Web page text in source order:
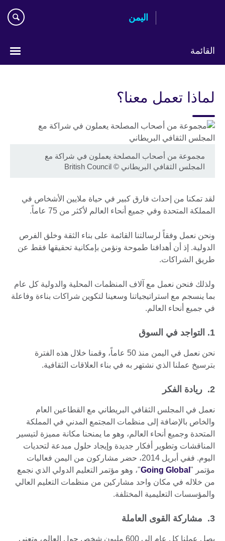
اليمن
القائمة
لماذا تعمل معنا؟
مجموعة من أصحاب المصلحة يعملون في شراكة مع
المجلس الثقافي البريطاني ©
British Council
لقد تمكنا من إحداث فارق كبير في حياة ملايين الأشخاص في
المملكة المتحدة وفي جميع أنحاء العالم لأكثر من 75 عاماً.
ونحن نعمل وفقاً لرسالتنا القائمة على بناء الثقة وخلق الفرص
الدولية. إذ أن أهدافنا طموحة ونؤمن بإمكانية تحقيقها فقط عن
طريق الشراكات.
ولذلك فنحن نعمل مع آلاف المنظمات المحلية والدولية كل عام
بما ينسجم مع استراتيجياتنا وسعينا لتكوين شراكات بناءة وفاعلة
في جميع أنحاء العالم.
1. التواجد في السوق
نحن نعمل في اليمن منذ 50 عاماً، وقمنا خلال هذه الفترة
بترسيخ عملنا الذي نشتهر به في بناء العلاقات الثقافية.
2. ريادة الفكر
نعمل في المجلس الثقافي البريطاني مع القطاعين العام
والخاص بالإضافة إلى منظمات المجتمع المدني في المملكة
المتحدة وجميع أنحاء العالم، وهو ما يمنحنا مكانة مميزة لتيسير
المناقشات وتطوير أفكار جديدة وإيجاد حلول مبدعة لتحديات
اليوم. ففي أبريل 2014، حضر مشاركون من اليمن فعاليات
مؤتمر " Going Global"، وهو مؤتمر التعليم الدولي الذي نجمع
من خلاله في مكان واحد مشاركين من منظمات التعليم العالي
والمؤسسات التعليمية المختلفة.
3. مشاركة القوى العاملة
يصل عملنا كل عام إلى 600 مليون شخص حول العالم، وتعني